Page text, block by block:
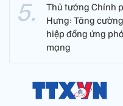
Thủ tướng Chính
Hưng: Tăng
hiệp đồng ứng
mạng